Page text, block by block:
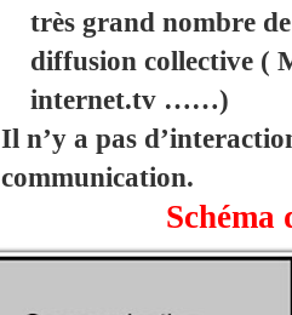
très grand nombre
diffusion collective (
internet.tv ……)
Il n’y a pas
communication.
Schéma